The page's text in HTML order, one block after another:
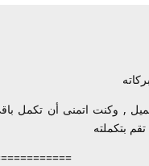
, وكنت اتمنى أن تكمل
بتكملته